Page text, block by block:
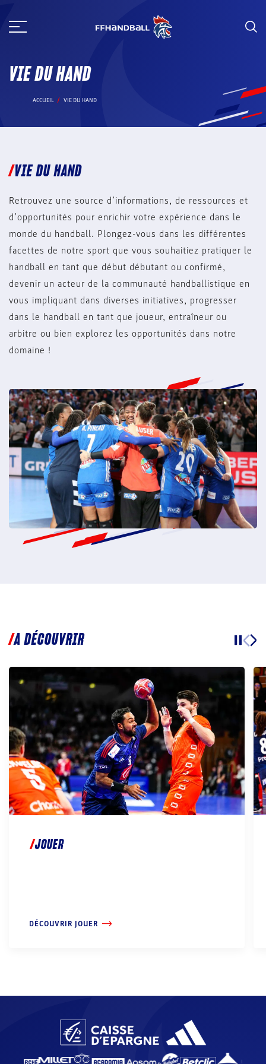
au
VIE DU HAND
ACCUEIL VIE DU HAND
VIE DU HAND
Retrouvez une source d’informations, de ressources et
d’opportunités pour enrichir votre expérience dans le
monde du handball. Plongez-vous dans les différentes
facettes de notre sport que vous souhaitiez pratiquer le
handball en tant que début débutant ou confirmé,
devenir un acteur de la communauté handballistique en
vous impliquant dans diverses initiatives, progresser
dans le handball en tant que joueur, entraîneur ou
arbitre ou bien explorez les opportunités dans notre
domaine !
A DÉCOUVRIR
JOUER
DÉCOUVRIR JOUER